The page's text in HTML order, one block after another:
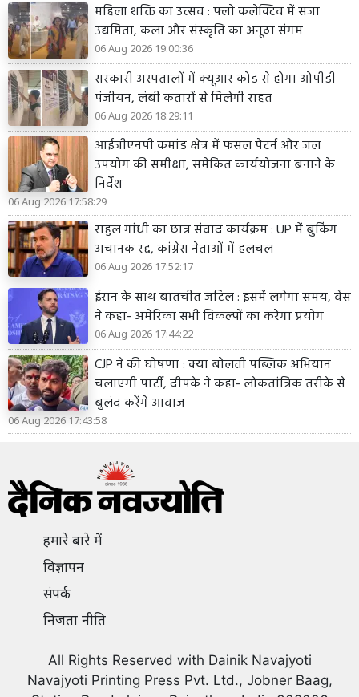
महिला शक्ति का उत्सव : फ्लो कलेक्टिव में सजा
उद्यमिता, कला और संस्कृति का अनूठा संगम
06 Aug 2026 19:00:36
सरकारी अस्पतालों में क्यूआर कोड से होगा ओपीडी
पंजीयन, लंबी कतारों से मिलेगी राहत
06 Aug 2026 18:29:11
आईजीएनपी कमांड क्षेत्र में फसल पैटर्न और जल
उपयोग की समीक्षा, समेकित कार्ययोजना बनाने के
निर्देश
06 Aug 2026 17:58:29
राहुल गांधी का छात्र संवाद कार्यक्रम : UP में बुकिंग
अचानक रद्द, कांग्रेस नेताओं में हलचल
06 Aug 2026 17:52:17
ईरान के साथ बातचीत जटिल : इसमें लगेगा समय, वेंस
ने कहा- अमेरिका सभी विकल्पों का करेगा प्रयोग
06 Aug 2026 17:44:22
CJP ने की घोषणा : क्या बोलती पब्लिक अभियान
चलाएगी पार्टी, दीपके ने कहा- लोकतांत्रिक तरीके से
बुलंद करेंगे आवाज
06 Aug 2026 17:43:58
हमारे बारे में
विज्ञापन
संपर्क
निजता नीति
All Rights Reserved with Dainik Navajyoti
Navajyoti Printing Press Pvt. Ltd., Jobner Baag,